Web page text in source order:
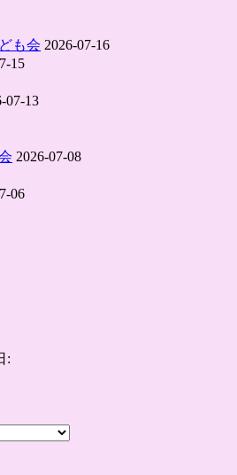
も会 2026-07-16
15
07-13
2026-07-08
06
: